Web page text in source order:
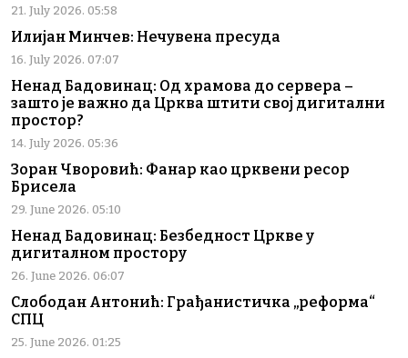
21. July 2026. 05:58
Илијан Минчев: Нечувена пресуда
16. July 2026. 07:07
Ненад Бадовинац: Од храмова до сервера –
зашто је важно да Црква штити свој дигитални
простор?
14. July 2026. 05:36
Зоран Чворовић: Фанар као црквени ресор
Брисела
29. June 2026. 05:10
Ненад Бадовинац: Безбедност Цркве у
дигиталном простору
26. June 2026. 06:07
Слободан Антонић: Грађанистичка „реформа“
СПЦ
25. June 2026. 01:25